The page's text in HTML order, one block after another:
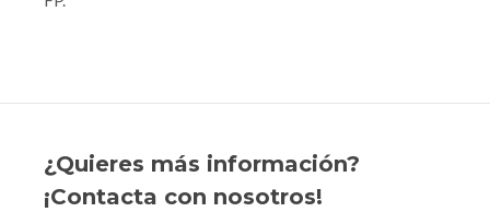
¿Quieres más información?
¡Contacta con nosotros!